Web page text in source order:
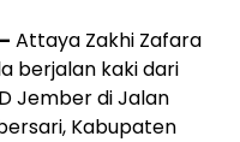
Attaya Zakhi Zafara
berjalan kaki dari
Jember di Jalan
Kabupaten